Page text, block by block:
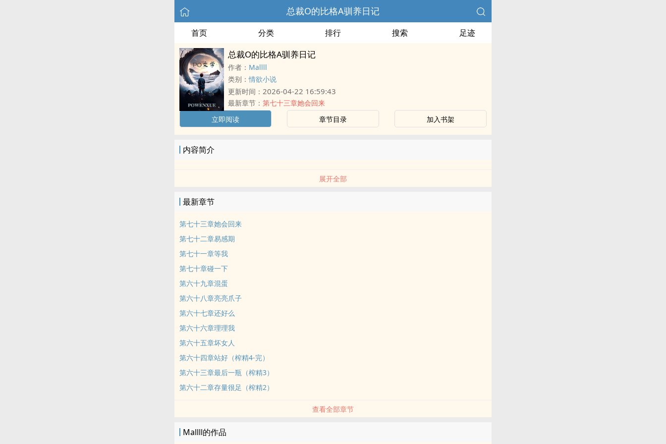
总裁O的比格A驯养日记
首页 分类 排行 搜索 足迹
总裁O的比格A驯养日记
作者： Mallll
类别：情欲小说
更新时间： 2026-04-22 16:59:43
最新章节： 第七十三章她会回来
立即阅读
章节目录 加入书架
内容简介
展开全部
最新章节
第七十三章她会回来
第七十二章易感期
第七十一章等我
第七十章碰一下
第六十九章混蛋
第六十八章亮亮爪子
第六十七章还好么
第六十六章理理我
第六十五章坏女人
第六十四章站好（榨精4-完）
第六十三章最后一瓶（榨精3）
第六十二章存量很足（榨精2）
查看全部章节
Mallll的作品